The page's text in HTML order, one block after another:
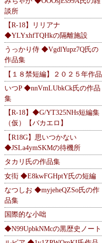
談所
【R-18】リリアナ
◆YLYxhfTQHkの隔離施設
うっかり侍 ◆VgdlYupz7Q氏の
作品集
【１８禁短編】２０２５年作品
いつP ◆nnVmLUbkCk氏の作品
集
【R-18】◆G/YT325NHs短編集
（仮）【バカエロ】
【R18G】思いつかない
◆JSLa4ymSKMの待機所
タカリ氏の作品集
女衒 ◆E8kwFGHptY氏の短編
なつしお ◆myjeheQZSo氏の作
品集
国際的な小咄
◆N99UpbkNMcの黒歴史ノート